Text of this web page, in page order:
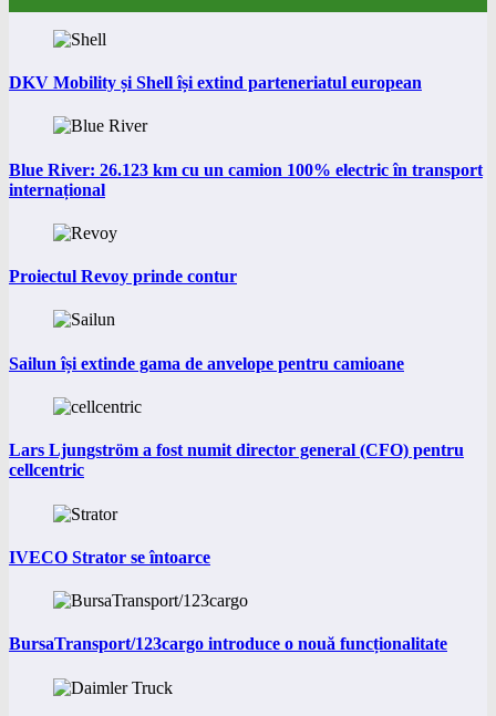
DKV Mobility și Shell își extind parteneriatul european
Blue River: 26.123 km cu un camion 100% electric în transport
internațional
Proiectul Revoy prinde contur
Sailun își extinde gama de anvelope pentru camioane
Lars Ljungström a fost numit director general (CFO) pentru
cellcentric
IVECO Strator se întoarce
BursaTransport/123cargo introduce o nouă funcționalitate